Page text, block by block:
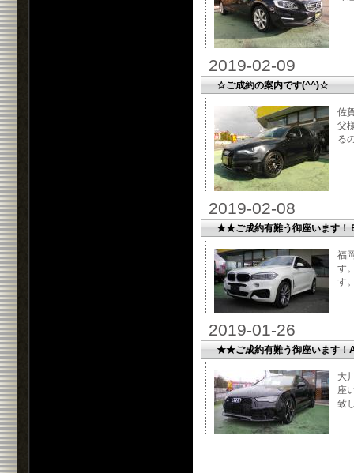
2019-02-09
☆ご成約の案内です(^^)☆
佐
父
る
2019-02-08
★★ご成約有難う御座います
福
す
す
2019-01-26
★★ご成約有難う御座います
大
座
致